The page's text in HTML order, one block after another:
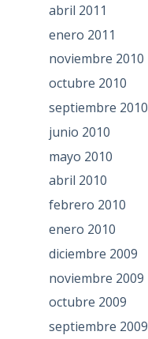
abril 2011
enero 2011
noviembre 2010
octubre 2010
septiembre 2010
junio 2010
mayo 2010
abril 2010
febrero 2010
enero 2010
diciembre 2009
noviembre 2009
octubre 2009
septiembre 2009